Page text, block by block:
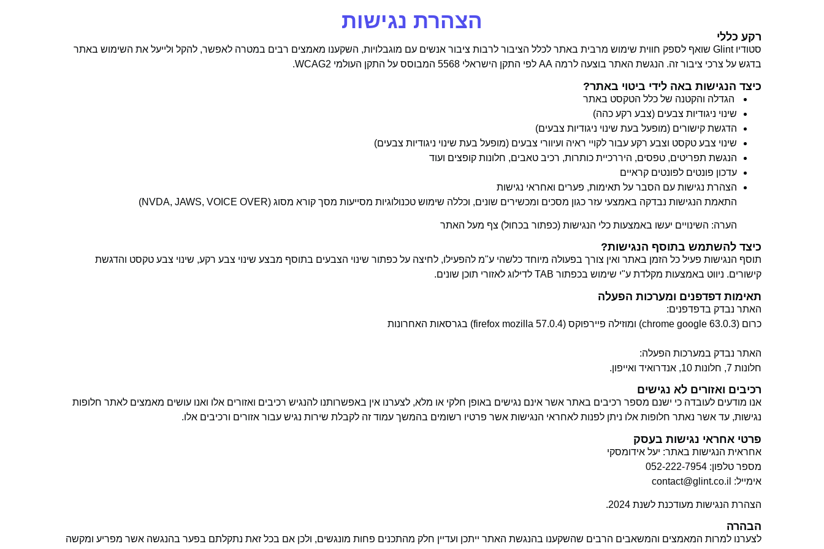
הצהרת נגישות
רקע כללי
סטודיו Glint שואף לספק חווית שימוש מרבית באתר לכלל הציבור לרבות ציבור אנשים עם מוגבלויות, השקענו מאמצים רבים במטרה לאפשר, להקל ולייעל את השימוש באתר
בדגש על צרכי ציבור זה. הנגשת האתר בוצעה לרמה AA לפי התקן הישראלי 5568 המבוסס על התקן העולמי WCAG2.
כיצד הנגישות באה לידי ביטוי באתר?
הגדלה והקטנה של כלל הטקסט באתר
שינוי ניגודיות צבעים (צבע רקע כהה)
הדגשת קישורים (מופעל בעת שינוי ניגודיות צבעים)
שינוי צבע טקסט וצבע רקע עבור לקויי ראיה ועיוורי צבעים (מופעל בעת שינוי ניגודיות צבעים)
הנגשת תפריטים, טפסים, היררכיית כותרות, רכיב טאבים, חלונות קופצים ועוד
עדכון פונטים לפונטים קראיים
הצהרת נגישות עם הסבר על תאימות, פערים ואחראי נגישות
התאמת הנגישות נבדקה באמצעי עזר כגון מסכים ומכשירים שונים, וכללה שימוש טכנולוגיות מסייעות מסך קורא מסוג (NVDA, JAWS, VOICE OVER)
הערה: השינויים יעשו באמצעות כלי הנגישות (כפתור בכחול) צף מעל האתר
כיצד להשתמש בתוסף הנגישות?
תוסף הנגישות פעיל כל הזמן באתר ואין צורך בפעולה מיוחד כלשהי ע"מ להפעילו, לחיצה על כפתור שינוי הצבעים בתוסף מבצע שינוי צבע רקע, שינוי צבע טקסט והדגשת
קישורים. ניווט באמצעות מקלדת ע"י שימוש בכפתור TAB לדילוג לאזורי תוכן שונים.
תאימות דפדפנים ומערכות הפעלה
האתר נבדק בדפדפנים:
כרום (63.0.3 chrome google) ומוזילה פיירפוקס (57.0.4 firefox mozilla) בגרסאות האחרונות
האתר נבדק במערכות הפעלה:
חלונות 7, חלונות 10, אנדרואיד ואייפון.
רכיבים ואזורים לא נגישים
אנו מודעים לעובדה כי ישנם מספר רכיבים באתר אשר אינם נגישים באופן חלקי או מלא, לצערנו אין באפשרותנו להנגיש רכיבים ואזורים אלו ואנו עושים מאמצים לאתר חלופות
נגישות, עד אשר נאתר חלופות אלו ניתן לפנות לאחראי הנגישות אשר פרטיו רשומים בהמשך עמוד זה לקבלת שירות נגיש עבור אזורים ורכיבים אלו.
פרטי אחראי נגישות בעסק
אחראית הנגישות באתר: יעל אידומסקי
מספר טלפון: 052-222-7954
אימייל: contact@glint.co.il
הצהרת הנגישות מעודכנת לשנת 2024.
הבהרה
לצערנו למרות המאמצים והמשאבים הרבים שהשקענו בהנגשת האתר ייתכן ועדיין חלק מהתכנים פחות מונגשים, ולכן אם בכל זאת נתקלתם בפער בהנגשה אשר מפריע ומקשה